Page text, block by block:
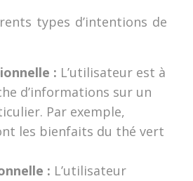
types d’intentions de
: L’utilisateur est à
d’informations sur un
Par exemple,
les bienfaits du thé vert
: L’utilisateur